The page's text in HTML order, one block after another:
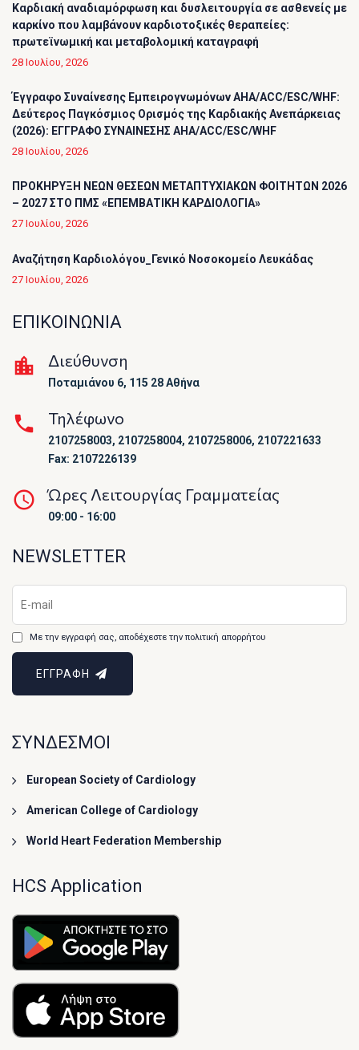
Καρδιακή αναδιαμόρφωση και δυσλειτουργία σε ασθενείς με
καρκίνο που λαμβάνουν καρδιοτοξικές θεραπείες:
πρωτεϊνωμική και μεταβολομική καταγραφή
28 Ιουλίου, 2026
Έγγραφο Συναίνεσης Εμπειρογνωμόνων AHA/ACC/ESC/WHF:
Δεύτερος Παγκόσμιος Ορισμός της Καρδιακής Ανεπάρκειας
(2026): ΕΓΓΡΑΦΟ ΣΥΝΑΙΝΕΣΗΣ AHA/ACC/ESC/WHF
28 Ιουλίου, 2026
ΠΡΟΚΗΡΥΞΗ ΝΕΩΝ ΘΕΣΕΩΝ ΜΕΤΑΠΤΥΧΙΑΚΩΝ ΦΟΙΤΗΤΩΝ 2026
– 2027 ΣΤΟ ΠΜΣ «ΕΠΕΜΒΑΤΙΚΗ ΚΑΡΔΙΟΛΟΓΙΑ»
27 Ιουλίου, 2026
Αναζήτηση Καρδιολόγου_Γενικό Νοσοκομείο Λευκάδας
27 Ιουλίου, 2026
ΕΠΙΚΟΙΝΩΝΙΑ
Διεύθυνση
Ποταμιάνου 6, 115 28 Αθήνα
Τηλέφωνο
2107258003, 2107258004, 2107258006, 2107221633
Fax: 2107226139
Ώρες Λειτουργίας Γραμματείας
09:00 - 16:00
NEWSLETTER
Με την εγγραφή σας, αποδέχεστε την πολιτική απορρήτου
ΕΓΓΡΑΦΗ
ΣΥΝΔΕΣΜΟΙ
European Society of Cardiology
American College of Cardiology
World Heart Federation Membership
HCS Application